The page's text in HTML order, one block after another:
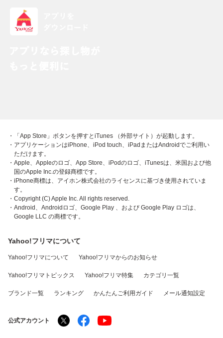
・「App Store」ボタンを押すとiTunes （外部サイト）が起動します。
・アプリケーションはiPhone、iPod touch、iPadまたはAndroidでご利用い
ただけます。
・Apple、Appleのロゴ、App Store、iPodのロゴ、iTunesは、米国および他
国のApple Inc.の登録商標です。
・iPhone商標は、アイホン株式会社のライセンスに基づき使用されていま
す。
・Copyright (C) Apple Inc. All rights reserved.
・Android、Androidロゴ、Google Play 、および Google Play ロゴは、
Google LLC の商標です。
Yahoo!フリマについて
Yahoo!フリマについて Yahoo!フリマからのお知らせ
Yahoo!フリマトピックス Yahoo!フリマ特集 カテゴリ一覧
ブランド一覧 ランキング かんたんご利用ガイド メール通知設定
公式アカウント